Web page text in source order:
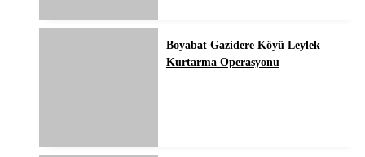
Boyabat Gazidere Köyü Leylek
Kurtarma Operasyonu